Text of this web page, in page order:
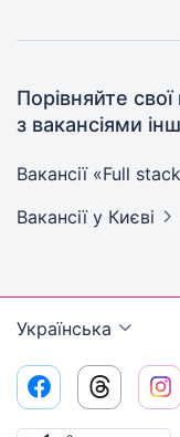
Порівняйте
з вакансіями
Вакансії «Full
Вакансії у Києві
Українська